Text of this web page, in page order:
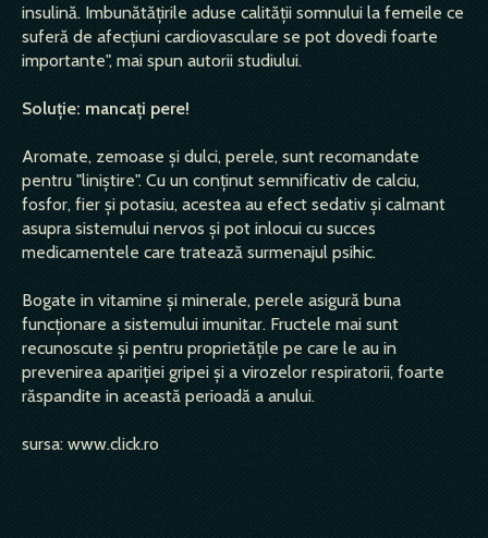
insulină. Imbunătăţirile aduse calităţii somnului la femeile ce
suferă de afecţiuni cardiovasculare se pot dovedi foarte
importante", mai spun autorii studiului.
Soluţie: mancaţi pere!
Aromate, zemoase şi dulci, perele, sunt recomandate
pentru "liniştire". Cu un conţinut semnificativ de calciu,
fosfor, fier şi potasiu, acestea au efect sedativ şi calmant
asupra sistemului nervos şi pot inlocui cu succes
medicamentele care tratează surmenajul psihic.
Bogate in vitamine şi minerale, perele asigură buna
funcţionare a sistemului imunitar. Fructele mai sunt
recunoscute şi pentru proprietăţile pe care le au in
prevenirea apariţiei gripei şi a virozelor respiratorii, foarte
răspandite in această perioadă a anului.
sursa: www.click.ro